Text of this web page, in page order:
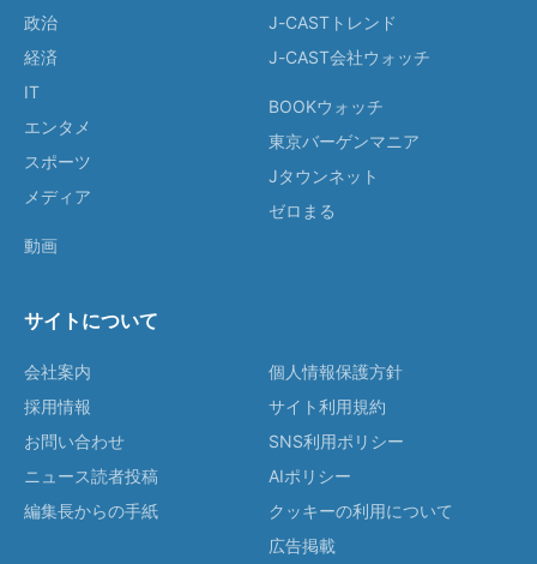
政治
経済
IT
エンタメ
スポーツ
メディア
動画
J-CASTトレンド
J-CAST会社ウォッチ
BOOKウォッチ
東京バーゲンマニア
Jタウンネット
ゼロまる
サイトについて
会社案内
採用情報
お問い合わせ
ニュース読者投稿
編集長からの手紙
個人情報保護方針
サイト利用規約
SNS利用ポリシー
AIポリシー
クッキーの利用について
広告掲載